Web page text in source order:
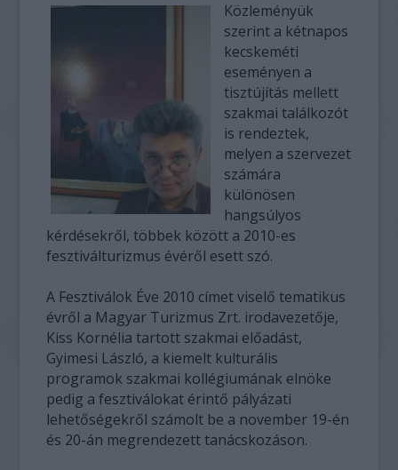
Közleményük
szerint a kétnapos
kecskeméti
eseményen a
tisztújítás mellett
szakmai találkozót
is rendeztek,
melyen a szervezet
számára
különösen
hangsúlyos
kérdésekről, többek között a 2010-es
fesztiválturizmus évéről esett szó.
A Fesztiválok Éve 2010 címet viselő tematikus
évről a Magyar Turizmus Zrt. irodavezetője,
Kiss Kornélia tartott szakmai előadást,
Gyimesi László, a kiemelt kulturális
programok szakmai kollégiumának elnöke
pedig a fesztiválokat érintő pályázati
lehetőségekről számolt be a november 19-én
és 20-án megrendezett tanácskozáson.